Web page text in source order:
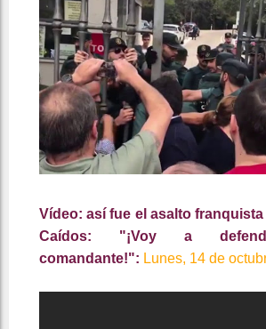
Vídeo: así fue el asalto franquista
Caídos: "¡Voy a
comandante!": Lunes, 14 de